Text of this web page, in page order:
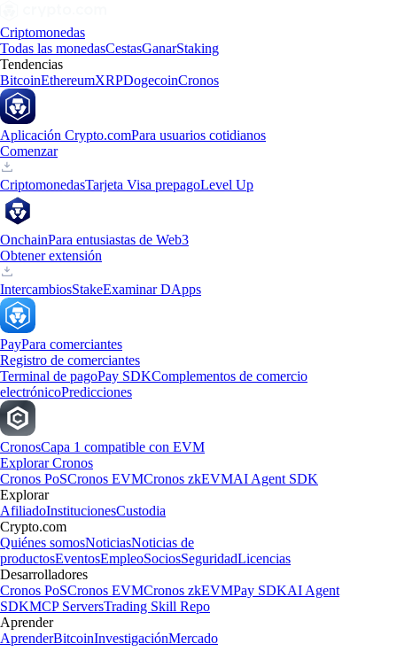
Criptomonedas
Todas las monedasCestasGanarStaking
Tendencias
BitcoinEthereumXRPDogecoinCronos
Aplicación Crypto.comPara usuarios cotidianos
Comenzar
CriptomonedasTarjeta Visa prepagoLevel Up
OnchainPara entusiastas de Web3
Obtener extensión
IntercambiosStakeExaminar DApps
PayPara comerciantes
Registro de comerciantes
Terminal de pagoPay SDKComplementos de comercio
electrónicoPredicciones
CronosCapa 1 compatible con EVM
Explorar Cronos
Cronos PoSCronos EVMCronos zkEVMAI Agent SDK
Explorar
AfiliadoInstitucionesCustodia
Crypto.com
Quiénes somosNoticiasNoticias de
productosEventosEmpleoSociosSeguridadLicencias
Desarrolladores
Cronos PoSCronos EVMCronos zkEVMPay SDKAI Agent
SDKMCP ServersTrading Skill Repo
Aprender
AprenderBitcoinInvestigaciónMercado